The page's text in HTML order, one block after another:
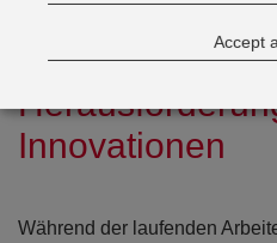
Innovationen
Während der laufenden
Accept